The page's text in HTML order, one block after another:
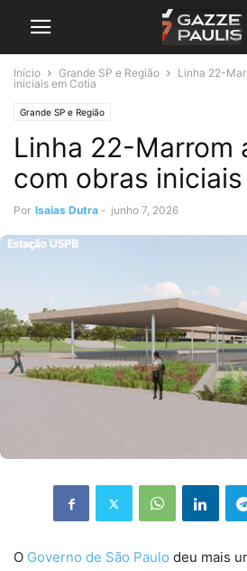
Início Grande SP e Região
Linha 22-
iniciais em Cotia
Grande SP e Região
Linha 22-Marrom
com obras
Por Isaias Dutra - junho 7, 2026
O Governo de São Paulo deu mais